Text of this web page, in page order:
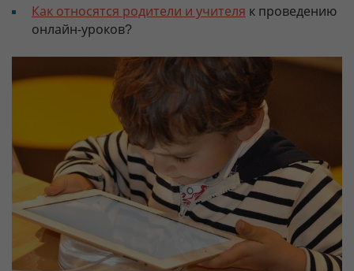
Как относятся родители и учителя к проведению
онлайн-уроков?